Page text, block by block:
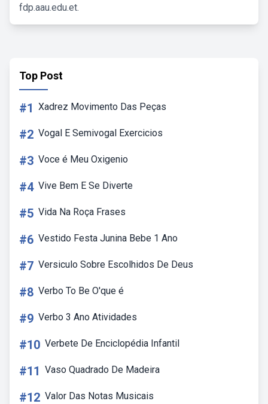
fdp.aau.edu.et.
Top Post
#1 Xadrez Movimento Das Peças
#2 Vogal E Semivogal Exercicios
#3 Voce é Meu Oxigenio
#4 Vive Bem E Se Diverte
#5 Vida Na Roça Frases
#6 Vestido Festa Junina Bebe 1 Ano
#7 Versiculo Sobre Escolhidos De Deus
#8 Verbo To Be O'que é
#9 Verbo 3 Ano Atividades
#10 Verbete De Enciclopédia Infantil
#11 Vaso Quadrado De Madeira
#12 Valor Das Notas Musicais